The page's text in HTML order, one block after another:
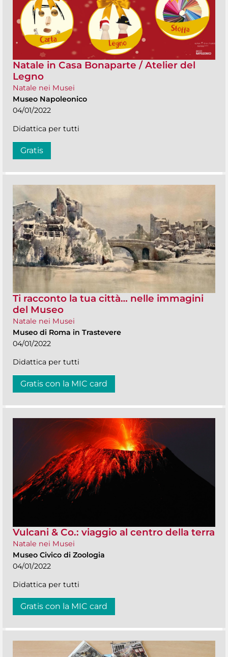
Natale in Casa Bonaparte / Atelier del
Legno
Natale nei Musei
Museo Napoleonico
04/01/2022
Didattica per tutti
Gratis
Ti racconto la tua città… nelle immagini
del Museo
Natale nei Musei
Museo di Roma in Trastevere
04/01/2022
Didattica per tutti
Gratis con la MIC card
Vulcani & Co.: viaggio al centro della terra
Natale nei Musei
Museo Civico di Zoologia
04/01/2022
Didattica per tutti
Gratis con la MIC card